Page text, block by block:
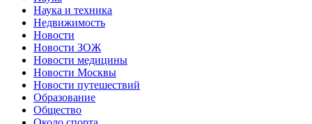
Наука и техника
Недвижимость
Новости
Новости ЗОЖ
Новости медицины
Новости Москвы
Новости путешествий
Образование
Общество